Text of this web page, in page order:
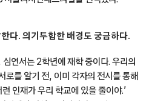
다. 의기투합한 배경도 궁금하다.
연서는 2학년에 재학 중이다. 우리의
로를 알기 전, 이미 각자의 전시를 통해
인재가 우리 학교에 있을 줄이야.’